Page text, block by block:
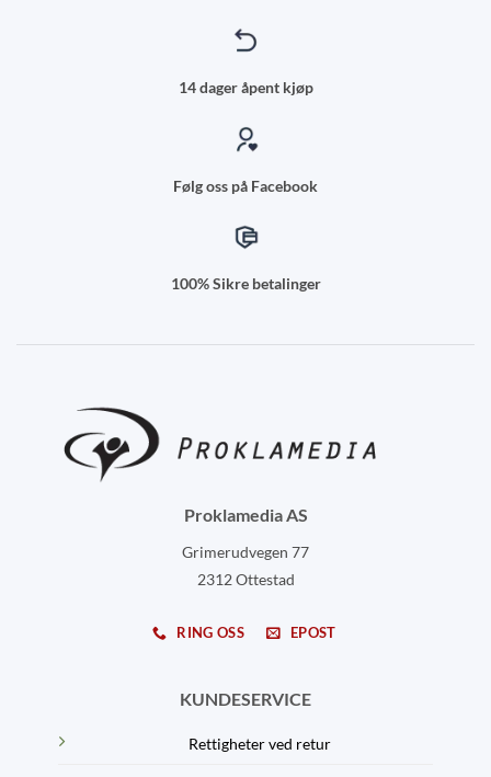
14 dager åpent kjøp
Følg oss på Facebook
100% Sikre betalinger
Proklamedia AS
Grimerudvegen 77
2312 Ottestad
RING OSS EPOST
KUNDESERVICE
Rettigheter ved retur